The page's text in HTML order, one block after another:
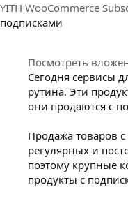
YITH WooCommerce
подписками
Посмотреть
Сегодня сервисы
рутина. Эти
они продаются с
Продажа товаров
регулярных и
поэтому крупные
продукты с